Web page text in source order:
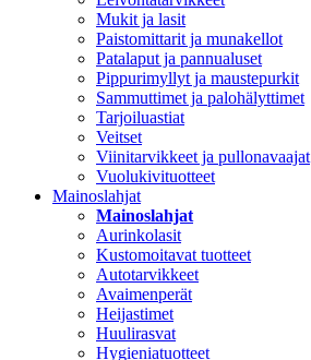
Mukit ja lasit
Paistomittarit ja munakellot
Patalaput ja pannualuset
Pippurimyllyt ja maustepurkit
Sammuttimet ja palohälyttimet
Tarjoiluastiat
Veitset
Viinitarvikkeet ja pullonavaajat
Vuolukivituotteet
Mainoslahjat
Mainoslahjat
Aurinkolasit
Kustomoitavat tuotteet
Autotarvikkeet
Avaimenperät
Heijastimet
Huulirasvat
Hygieniatuotteet